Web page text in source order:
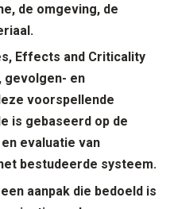
de omgeving, de
Effects and Criticality
gevolgen- en
voorspellende
is gebaseerd op de
evaluatie van
bestudeerde systeem.
aanpak die bedoeld is